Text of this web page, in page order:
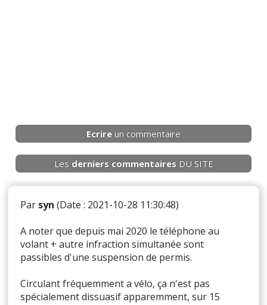
Ecrire un commentaire
Les derniers commentaires DU SITE
Par syn (Date : 2021-10-28 11:30:48)
A noter que depuis mai 2020 le téléphone au
volant + autre infraction simultanée sont
passibles d'une suspension de permis.
Circulant fréquemment a vélo, ça n'est pas
spécialement dissuasif apparemment, sur 15